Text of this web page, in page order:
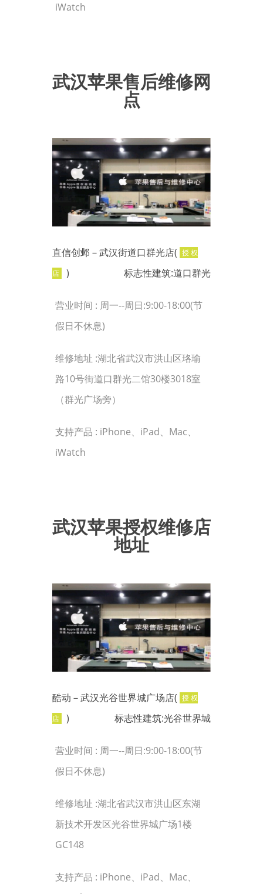
iWatch
武汉苹果售后维修网
点
直信创邺－武汉街道口群光店( 授 权
店 ) 标志性建筑:道口群光
营业时间 : 周一--周日:9:00-18:00(节
假日不休息)
维修地址 :湖北省武汉市洪山区珞瑜
路10号街道口群光二馆30楼3018室
（群光广场旁）
支持产品 : iPhone、iPad、Mac、
iWatch
武汉苹果授权维修店
地址
酷动－武汉光谷世界城广场店( 授 权
店 ) 标志性建筑:光谷世界城
营业时间 : 周一--周日:9:00-18:00(节
假日不休息)
维修地址 :湖北省武汉市洪山区东湖
新技术开发区光谷世界城广场1楼
GC148
支持产品 : iPhone、iPad、Mac、